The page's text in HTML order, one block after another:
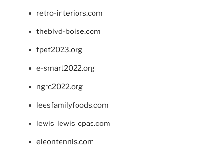
retro-interiors.com
theblvd-boise.com
fpet2023.org
e-smart2022.org
ngrc2022.org
leesfamilyfoods.com
lewis-lewis-cpas.com
eleontennis.com